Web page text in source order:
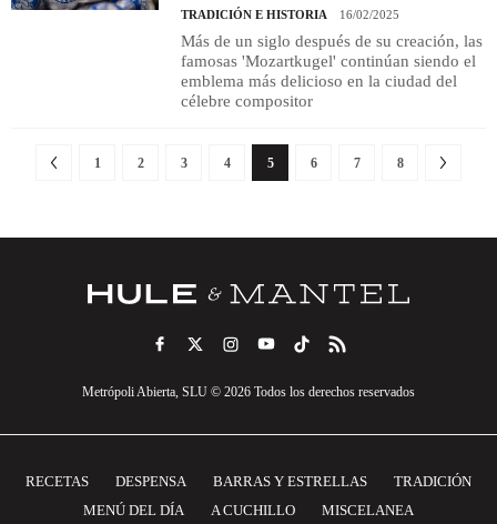
TRADICIÓN E HISTORIA 16/02/2025
Más de un siglo después de su creación, las
famosas 'Mozartkugel' continúan siendo el
emblema más delicioso en la ciudad del
célebre compositor
1 2 3 4 5 6 7 8
Metrópoli Abierta, SLU © 2026 Todos los derechos reservados
RECETAS DESPENSA BARRAS Y ESTRELLAS
TRADICIÓN
MENÚ DEL DÍA
A CUCHILLO MISCELANEA